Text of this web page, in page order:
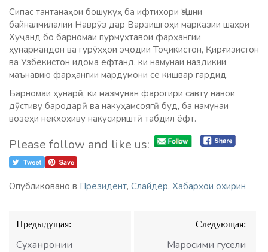
Сипас тантанаҳои бошукуҳ ба ифтихори Ҷашни
байналмилалии Наврӯз дар Варзишгоҳи марказии шаҳри
Хуҷанд бо барномаи пурмуҳтавои фарҳангии
ҳунармандон ва гурӯҳҳои эҷодии Тоҷикистон, Қирғизистон
ва Узбекистон идома ёфтанд, ки намунаи наздикии
маънавию фарҳангии мардумони се кишвар гардид.
Барномаи ҳунарӣ, ки мазмунан фарогири савту навои
дӯстиву бародарӣ ва накуҳамсоягӣ буд, ба намунаи
возеҳи некхоҳиву накусириштӣ табдил ёфт.
Please follow and like us:
Опубликовано в Президент, Слайдер, Хабарҳои охирин
Навигация
по
записям
Предыдущая:
Суханронии
Следующая:
Маросими гусели